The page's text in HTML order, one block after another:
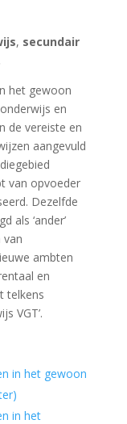
, secundair
het gewoon
en
de vereiste en
aangevuld
van opvoeder
Dezelfde
als ‘ander’
ambten
en
telkens
VGT’.
in het gewoon
in het